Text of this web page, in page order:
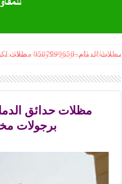
مظلات المدارس حكومية – مظلات
مظلات حدائق
برجولات